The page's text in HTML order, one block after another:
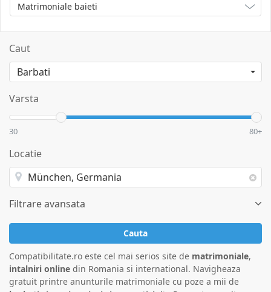
Matrimoniale baieti
Caut
Varsta
30 80+
Locatie
Filtrare avansata
Cauta
Compatibilitate.ro este cel mai serios site de matrimoniale,
intalniri online din Romania si international. Navigheaza
gratuit printre anunturile matrimoniale cu poze a mii de